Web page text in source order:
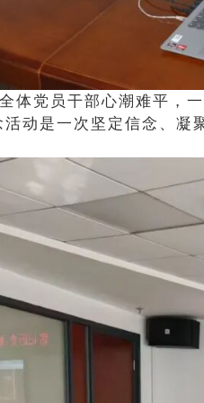
体党员干部心潮难平，
动是一次坚定信念、